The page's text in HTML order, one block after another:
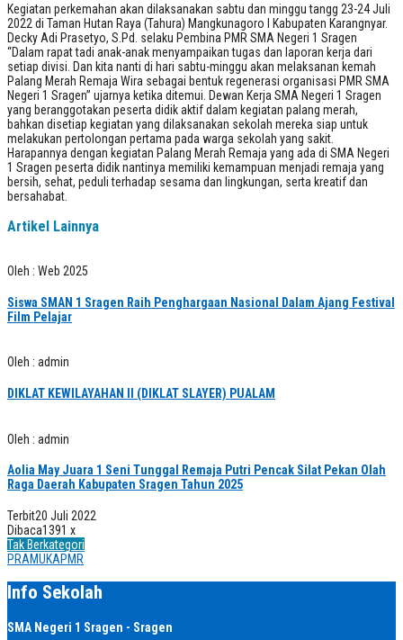
Kegiatan perkemahan akan dilaksanakan sabtu dan minggu tangg 23-24 Juli
2022 di Taman Hutan Raya (Tahura) Mangkunagoro I Kabupaten Karangnyar.
Decky Adi Prasetyo, S.Pd. selaku Pembina PMR SMA Negeri 1 Sragen
“Dalam rapat tadi anak-anak menyampaikan tugas dan laporan kerja dari
setiap divisi. Dan kita nanti di hari sabtu-minggu akan melaksanan kemah
Palang Merah Remaja Wira sebagai bentuk regenerasi organisasi PMR SMA
Negeri 1 Sragen” ujarnya ketika ditemui. Dewan Kerja SMA Negeri 1 Sragen
yang beranggotakan peserta didik aktif dalam kegiatan palang merah,
bahkan disetiap kegiatan yang dilaksanakan sekolah mereka siap untuk
melakukan pertolongan pertama pada warga sekolah yang sakit.
Harapannya dengan kegiatan Palang Merah Remaja yang ada di SMA Negeri
1 Sragen peserta didik nantinya memiliki kemampuan menjadi remaja yang
bersih, sehat, peduli terhadap sesama dan lingkungan, serta kreatif dan
bersahabat.
Artikel Lainnya
Oleh : Web 2025
Siswa SMAN 1 Sragen Raih Penghargaan Nasional Dalam Ajang Festival
Film Pelajar
Oleh : admin
DIKLAT KEWILAYAHAN II (DIKLAT SLAYER) PUALAM
Oleh : admin
Aolia May Juara 1 Seni Tunggal Remaja Putri Pencak Silat Pekan Olah
Raga Daerah Kabupaten Sragen Tahun 2025
Terbit20 Juli 2022
Dibaca1391 x
Tak Berkategori
PRAMUKAPMR
Info Sekolah
SMA Negeri 1 Sragen - Sragen